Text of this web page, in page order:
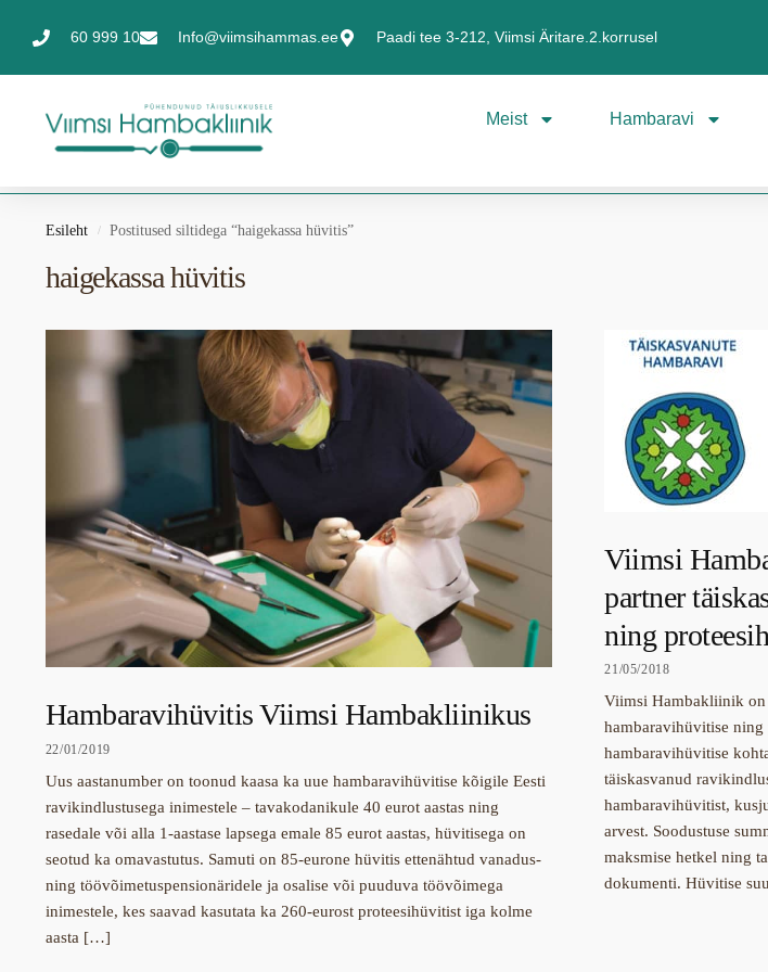
60 999 10 Info@viimsihammas.ee Paadi tee 3-212, Viimsi Äritare.2.korrusel
Meist Hambaravi
Esileht / Postitused siltidega “haigekassa hüvitis”
haigekassa hüvitis
Hambaravihüvitis Viimsi Hambakliinikus
22/01/2019
Uus aastanumber on toonud kaasa ka uue hambaravihüvitise kõigile Eesti
ravikindlustusega inimestele – tavakodanikule 40 eurot aastas ning
rasedale või alla 1-aastase lapsega emale 85 eurot aastas, hüvitisega on
seotud ka omavastutus. Samuti on 85-eurone hüvitis ettenähtud vanadus-
ning töövõimetuspensionäridele ja osalise või puuduva töövõimega
inimestele, kes saavad kasutata ka 260-eurost proteesihüvitist iga kolme
aasta […]
Viimsi
partner
ning
21/05/2018
Viimsi Hambakliinik on
hambaravihüvitise ning
hambaravihüvitise
täiskasvanud
hambaravihüvitist,
arvest. Soodustuse
maksmise hetkel ning
dokumenti. Hüvitise